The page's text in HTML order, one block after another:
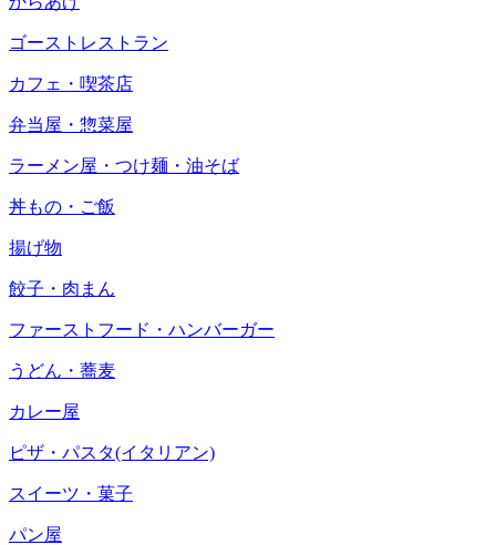
ゴーストレストラン
カフェ・喫茶店
弁当屋・惣菜屋
ラーメン屋・つけ麺・油そば
丼もの・ご飯
揚げ物
餃子・肉まん
ファーストフード・ハンバーガー
うどん・蕎麦
カレー屋
ピザ・パスタ(イタリアン)
スイーツ・菓子
パン屋